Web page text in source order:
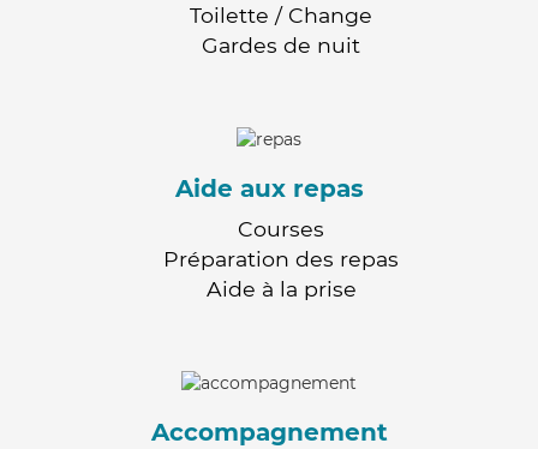
Toilette / Change
Gardes de nuit
Aide aux repas
Courses
Préparation des repas
Aide à la prise
Accompagnement